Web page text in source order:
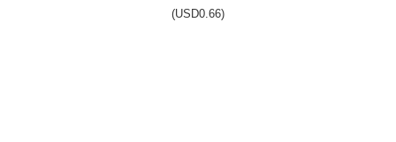
(USD0.66)